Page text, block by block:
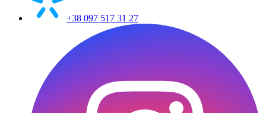
+38 097 517 31 27